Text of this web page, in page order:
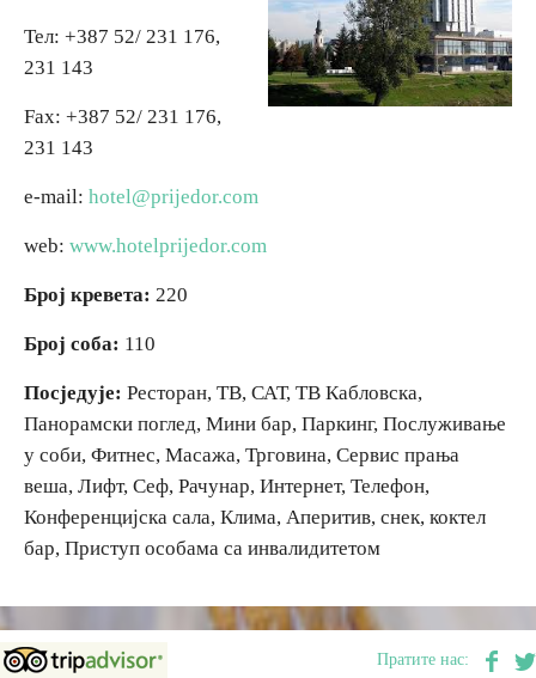
Вјерски туризам
Авантура
Еко туризам
Културни туризам
Гастрономија
Лов и риболов
Сеоски туризам
Омладински туризам
Списак дестинација
Тел: +387 52/ 231 176,
231 143
Fax: +387 52/ 231 176,
231 143
e-mail: hotel@prijedor.com
web: www.hotelprijedor.com
Број кревета: 220
Број соба: 110
Посједује: Ресторан, ТВ, САТ, ТВ Кабловска,
Панорамски поглед, Мини бар, Паркинг, Послуживање
у соби, Фитнес, Масажа, Трговина, Сервис прања
веша, Лифт, Сеф, Рачунар, Интернет, Телефон,
Конференцијска сала, Клима, Аперитив, снек, коктел
бар, Приступ особама са инвалидитетом
Пратите нас:
Вјерски туризам
Авантура
Еко туризам
Културни туризам
Гастрономија
Лов и риболов
Сеоски туризам
Омладински туризам
Списак дестинација